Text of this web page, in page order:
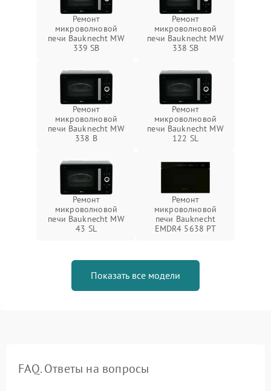
Ремонт
микроволновой
печи Bauknecht MW
339 SB
Ремонт
микроволновой
печи Bauknecht MW
338 SB
Ремонт
микроволновой
печи Bauknecht MW
338 B
Ремонт
микроволновой
печи Bauknecht MW
122 SL
Ремонт
микроволновой
печи Bauknecht MW
43 SL
Ремонт
микроволновой
печи Bauknecht
EMDR4 5638 PT
Показать все модели
FAQ. Ответы на вопросы